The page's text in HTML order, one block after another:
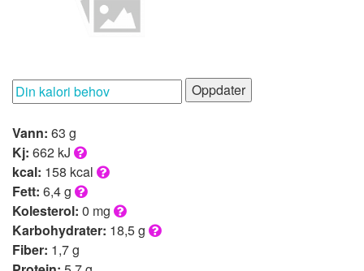
Oppdater
Vann: 63 g
Kj: 662 kJ
kcal: 158 kcal
Fett: 6,4 g
Kolesterol: 0 mg
Karbohydrater: 18,5 g
Fiber: 1,7 g